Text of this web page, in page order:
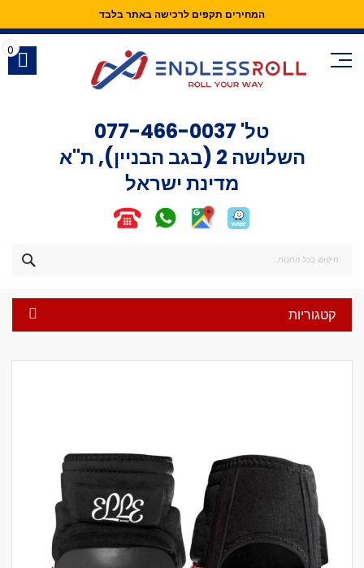
המחירים תקפים לרכישה באתר בלבד
Skip
Content
טל' 077-466-0037
השלושה 2 (בגב הבניין), ת"א
מדינת ישראל
0
קטגוריות